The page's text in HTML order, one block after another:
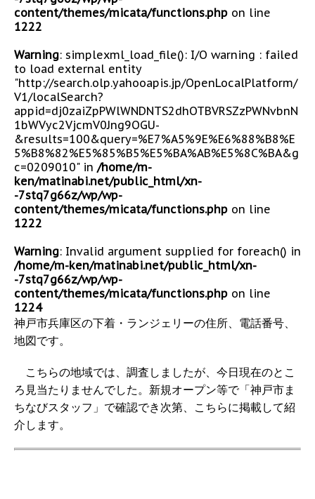
content/themes/micata/functions.php on line
1222
Warning: simplexml_load_file(): I/O warning : failed
to load external entity
"http://search.olp.yahooapis.jp/OpenLocalPlatform/
V1/localSearch?
appid=dj0zaiZpPWlWNDNTS2dhOTBVRSZzPWNvbnN
1bWVyc2VjcmV0Jng9OGU-
&results=100&query=%E7%A5%9E%E6%88%B8%E
5%B8%82%E5%85%B5%E5%BA%AB%E5%8C%BA&g
c=0209010" in /home/m-
ken/matinabi.net/public_html/xn-
-7stq7g66z/wp/wp-
content/themes/micata/functions.php on line
1222
Warning: Invalid argument supplied for foreach() in
/home/m-ken/matinabi.net/public_html/xn-
-7stq7g66z/wp/wp-
content/themes/micata/functions.php on line
1224
神戸市兵庫区の下着・ランジェリーの住所、電話番号、
地図です。
こちらの地域では、調査しましたが、今日現在のとこ
ろ見当たりませんでした。新規オープン等で「神戸市ま
ちなびスタッフ」で確認でき次第、こちらに掲載して紹
介します。